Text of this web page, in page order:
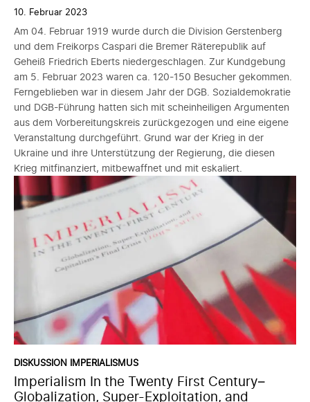
10. Februar 2023
Am 04. Februar 1919 wurde durch die Division Gerstenberg
und dem Freikorps Caspari die Bremer Räterepublik auf
Geheiß Friedrich Eberts niedergeschlagen. Zur Kundgebung
am 5. Februar 2023 waren ca. 120-150 Besucher gekommen.
Ferngeblieben war in diesem Jahr der DGB. Sozialdemokratie
und DGB-Führung hatten sich mit scheinheiligen Argumenten
aus dem Vorbereitungskreis zurückgezogen und eine eigene
Veranstaltung durchgeführt. Grund war der Krieg in der
Ukraine und ihre Unterstützung der Regierung, die diesen
Krieg mitfinanziert, mitbewaffnet und mit eskaliert.
DISKUSSION IMPERIALISMUS
Imperialism In the Twenty First Century–
Globalization, Super-Exploitation, and